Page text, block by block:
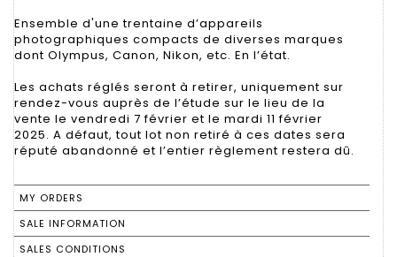
Ensemble d'une trentaine d’appareils
photographiques compacts de diverses marques
dont Olympus, Canon, Nikon, etc. En l’état.
Les achats réglés seront à retirer, uniquement sur
rendez-vous auprès de l’étude sur le lieu de la
vente le vendredi 7 février et le mardi 11 février
2025. A défaut, tout lot non retiré à ces dates sera
réputé abandonné et l’entier règlement restera dû.
MY ORDERS
SALE INFORMATION
SALES CONDITIONS